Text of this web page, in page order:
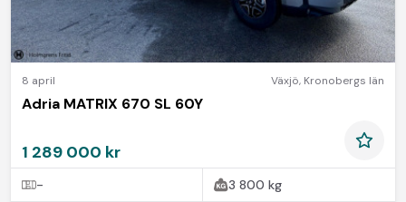
8 april Växjö, Kronobergs län
Adria MATRIX 670 SL 60Y
1 289 000 kr
- 3 800 kg